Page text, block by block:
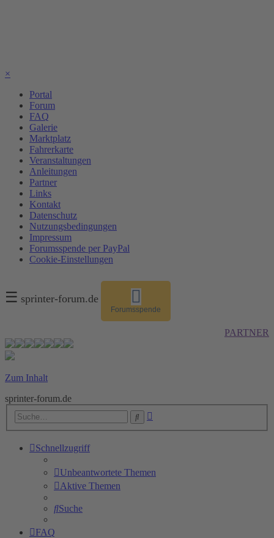
×
Portal
Forum
FAQ
Galerie
Marktplatz
Fahrerkarte
Veranstaltungen
Anleitungen
Partner
Links
Kontakt
Datenschutz
Nutzungsbedingungen
Impressum
Forumsspende per PayPal
Cookie-Einstellungen
☰ sprinter-forum.de
Forumsspende
PARTNER
Zum Inhalt
sprinter-forum.de
Suche
Schnellzugriff
Unbeantwortete Themen
Aktive Themen
Suche
FAQ